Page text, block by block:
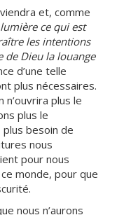
et, comme
ce qui est
les intentions
de Dieu la louange
d’une telle
plus nécessaires.
plus le
plus le
plus besoin de
nous
pour nous
monde, pour que
nous n’aurons